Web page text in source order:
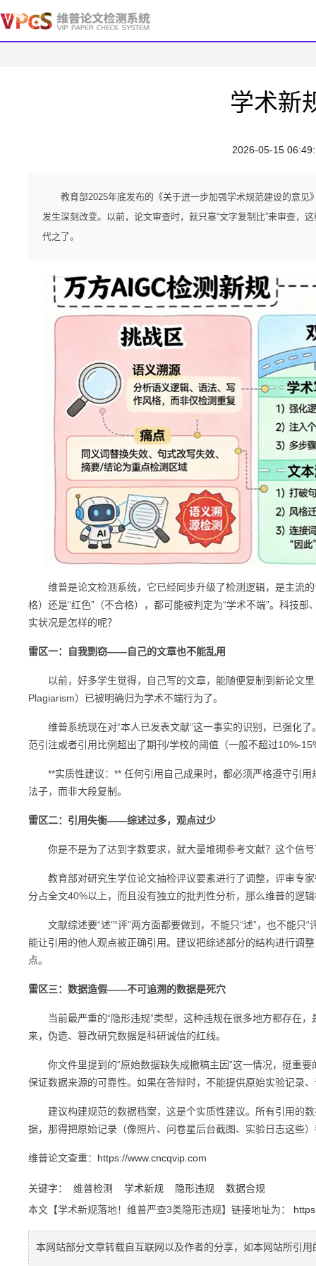
学术新
2026-05-15
教育部2025年底发布的《关于进一步加强学术规范建设的意
发生深刻改变。以前，论文审查时，就只靠“文字复制比”来审查，
代之了。
维普是论文检测系统，它已经同步升级了检测逻辑，是主流的
格）还是“红色”（不合格），都可能被判定为“学术不端”。科技
实状况是怎样的呢？
雷区一：自我剽窃——自己的文章也不能乱用
以前，好多学生觉得，自己写的文章，能随便复制到新论文里
Plagiarism）已被明确归为学术不端行为了。
维普系统现在对“本人已发表文献”这一事实的识别，已强化了
范引注或者引用比例超出了期刊/学校的阈值（一般不超过10%-
**实质性建议：** 任何引用自己成果时，都必须严格遵守引用
法子，而非大段复制。
雷区二：引用失衡——综述过多，观点过少
你是不是为了达到字数要求，就大量堆砌参考文献？这个信号
教育部对研究生学位论文抽检评议要素进行了调整，评审专家
分占全文40%以上，而且没有独立的批判性分析，那么维普的逻
文献综述要“述”“评”两方面都要做到，不能只“述”，也不能只
能让引用的他人观点被正确引用。建议把综述部分的结构进行调
点。
雷区三：数据造假——不可追溯的数据是死穴
当前最严重的“隐形违规”类型，这种违规在很多地方都存在，
来，伪造、篡改研究数据是科研诚信的红线。
你文件里提到的“原始数据缺失成撤稿主因”这一情况，挺重要
保证数据来源的可靠性。如果在答辩时，不能提供原始实验记录
建议构建规范的数据档案，这是个实质性建议。所有引用的数
据，那得把原始记录（像照片、问卷星后台截图、实验日志这些
维普论文查重： https://www.cncqvip.com
关键字： 维普检测 学术新规 隐形违规
数据合规
本文【学术新规落地！维普严查3类隐形违规】链接地址为：
本网站部分文章转载自互联网以及作者的分享，如本网站所引